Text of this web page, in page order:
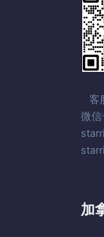
微
加